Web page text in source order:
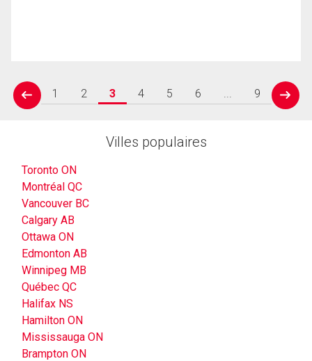
prev
1 2 3 4 5 6 ... 9
next
Villes populaires
Toronto ON
Montréal QC
Vancouver BC
Calgary AB
Ottawa ON
Edmonton AB
Winnipeg MB
Québec QC
Halifax NS
Hamilton ON
Mississauga ON
Brampton ON